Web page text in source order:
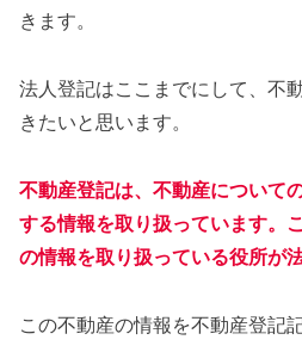
きます。
法人登記はここまでにして、不
きたいと思います。
不動産登記は、不動産について
する情報を取り扱っています。
の情報を取り扱っている役所が
この不動産の情報を不動産登記